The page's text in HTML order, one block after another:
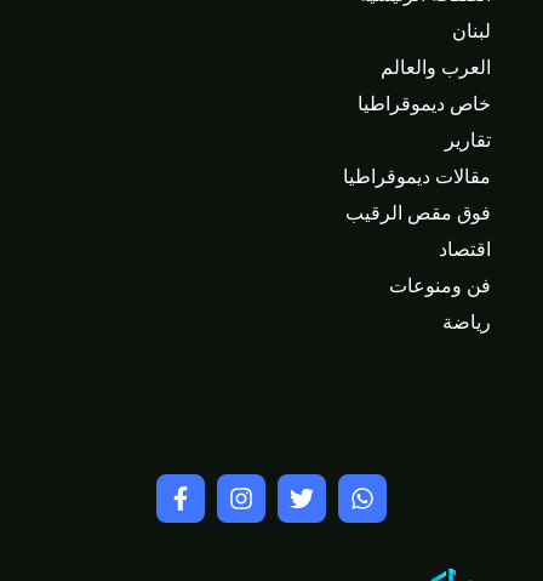
لبنان
العرب والعالم
خاص ديموقراطيا
تقارير
مقالات ديموقراطيا
فوق مقص الرقيب
اقتصاد
فن ومنوعات
رياضة